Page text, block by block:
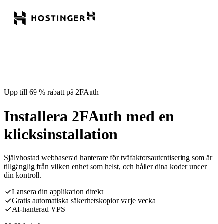
Upp till 69 % rabatt på 2FAuth
Installera 2FAuth med en
klicksinstallation
Självhostad webbaserad hanterare för tvåfaktorsautentisering som är
tillgänglig från vilken enhet som helst, och håller dina koder under
din kontroll.
Lansera din applikation direkt
Gratis automatiska säkerhetskopior varje vecka
AI-hanterad VPS